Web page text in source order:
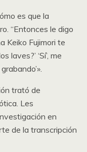
es que la
“Entonces le digo
Keiko Fujimori te
laves?’ ‘Sí’, me
trató de
Les
en
de la transcripción